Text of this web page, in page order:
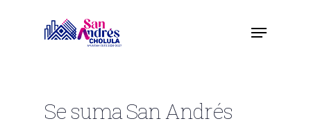
Se suma San Andrés